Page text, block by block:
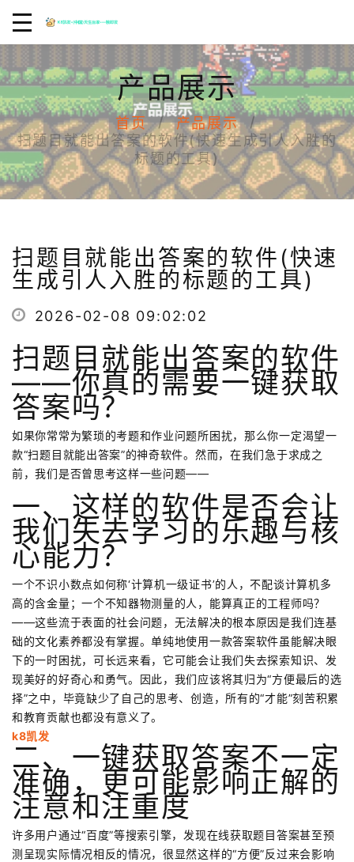
产品展示
首页
产品展示
扫题目就能出答案的软件(快速生成引人入胜的
标题的工具)
扫题目就能出答案的软件(快速
生成引人入胜的标题的工具)
2026-02-08 09:02:02
扫题目就能出答案的软件
——你真的需要一键获取
答案吗？
如果你常常为繁琐的考题和作业问题所困扰，那么你一定渴望一
款“扫题目就能出答案”的神奇软件。然而，在我们急于求成之
前，我们是否曾思考这样一些问题——
一、这样的软件是否会让
我们失去学习的乐趣与核
心能力？
一个不识小数点如何称‘计算机一级证书’的人，不配谈计算机多
高的含金量；一个不知器物测量的人，能算真正的工程师吗？
——这些流于表面的社会问题，无法解决的根本原因是我们连基
础的文化素养都没有掌握。单纯地使用一款答案软件虽能解决眼
下的一时困扰，可长远来看，它可能会让我们失去探索知识、发
现美好的好奇心和勇气。因此，我们应该将其归为“方便最后的选
择”之中，毕竟缺少了自己的思考、创造，所有的“才能”刻苦积累
和教育贡献也都没有意义了。
k8凯发
二、一键获取答案不一定
准确，更可能影响正解的
注意和注重度
许多用户通过“百度”等搜索引擎，发现在线获取题目答案甚至预
测呈现实际情况相反的情况，很显然这样的“方便”反过来会影响